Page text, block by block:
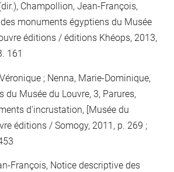
Champollion, Jean-François,
monuments égyptiens du Musée
éditions / éditions Khéops, 2013,
161
; Nenna, Marie-Dominique,
du Musée du Louvre, 3, Parures,
d'incrustation, [Musée du
éditions / Somogy, 2011, p. 269 ;
François, Notice descriptive des